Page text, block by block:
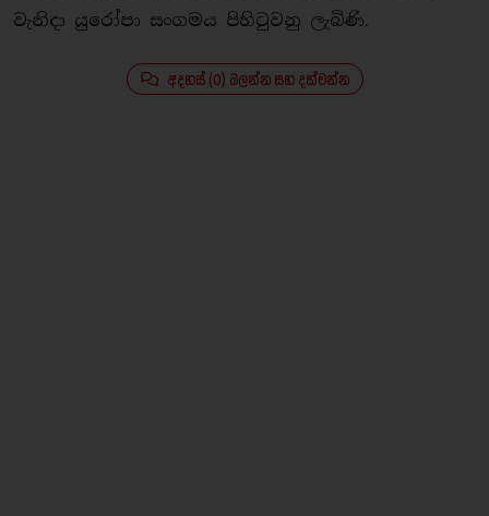
වැනිදා යුරෝපා සංගමය පිහිටුවනු ලැබිණි.
අදහස් (0) බලන්න සහ දක්වන්න